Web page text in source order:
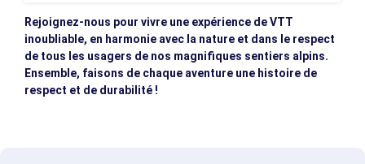
Rejoignez-nous pour vivre une expérience de VTT
inoubliable, en harmonie avec la nature et dans le respect
de tous les usagers de nos magnifiques sentiers alpins.
Ensemble, faisons de chaque aventure une histoire de
respect et de durabilité !